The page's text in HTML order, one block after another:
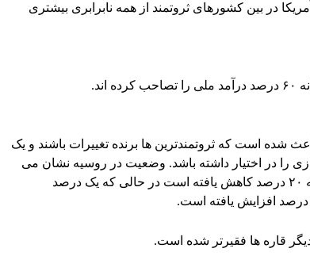
در بین کشورهای ثروتمند از همه نابرابری بیشتری
این کشور باعث شده است که ثروتمندترین ها برنده تغییرات باشند و یک
را در اختیار داشته باشد. وضعیت در روسیه نشان می
دهد که درآمد ۵۰ درصد کمتر ثروتمند جامعه از ۳۰ درصد به ۲۰ درصد کاهش یافته است در حالی که یک درصد
قاره ها فقیرتر شده است.